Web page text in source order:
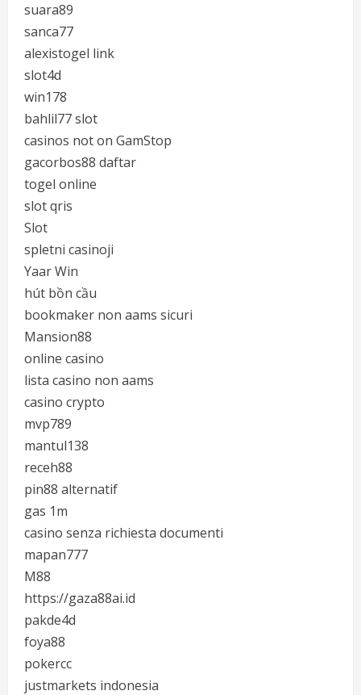
suara89
sanca77
alexistogel link
slot4d
win178
bahlil77 slot
casinos not on GamStop
gacorbos88 daftar
togel online
slot qris
Slot
spletni casinoji
Yaar Win
hút bồn cầu
bookmaker non aams sicuri
Mansion88
online casino
lista casino non aams
casino crypto
mvp789
mantul138
receh88
pin88 alternatif
gas 1m
casino senza richiesta documenti
mapan777
M88
https://gaza88ai.id
pakde4d
foya88
pokercc
justmarkets indonesia